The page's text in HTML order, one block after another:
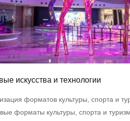
искусства и технологии
форматов культуры, спорта и
форматы культуры, спорта и